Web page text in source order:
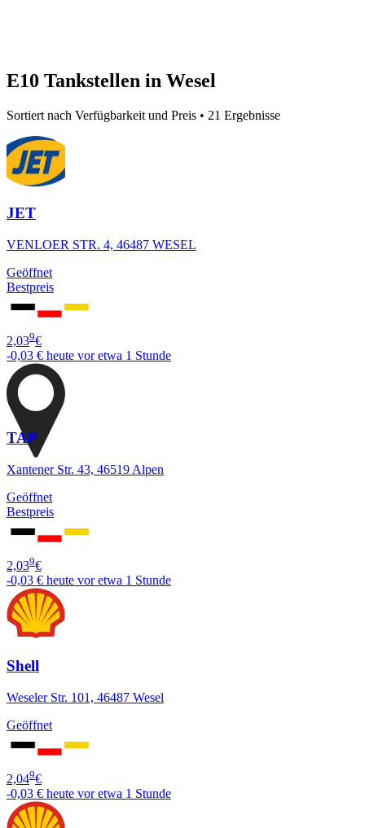
E10 Tankstellen in Wesel
Sortiert nach Verfügbarkeit und Preis • 21 Ergebnisse
JET
VENLOER STR. 4, 46487 WESEL
Geöffnet
Bestpreis
2,039€
-0,03 € heute vor etwa 1 Stunde
TAP
Xantener Str. 43, 46519 Alpen
Geöffnet
Bestpreis
2,039€
-0,03 € heute vor etwa 1 Stunde
Shell
Weseler Str. 101, 46487 Wesel
Geöffnet
2,049€
-0,03 € heute vor etwa 1 Stunde